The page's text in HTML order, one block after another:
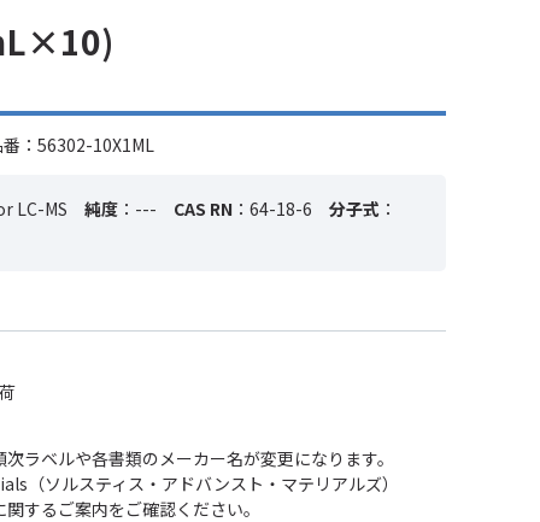
：56302-10X1ML
LC-MS 純度 ：--- CAS RN ：64-18-6 分子式 ：
ラベルや各書類のメーカー名が変更になります。
（ソルスティス・アドバンスト・マテリアルズ）
するご案内をご確認ください。